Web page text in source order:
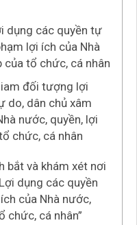
dụng các quyền tự
lợi ích của Nhà
của tổ chức, cá nhân
đối tượng lợi
do, dân chủ xâm
nước, quyền, lợi
chức, cá nhân
bắt và khám xét nơi
dụng các quyền
của Nhà nước,
chức, cá nhân”